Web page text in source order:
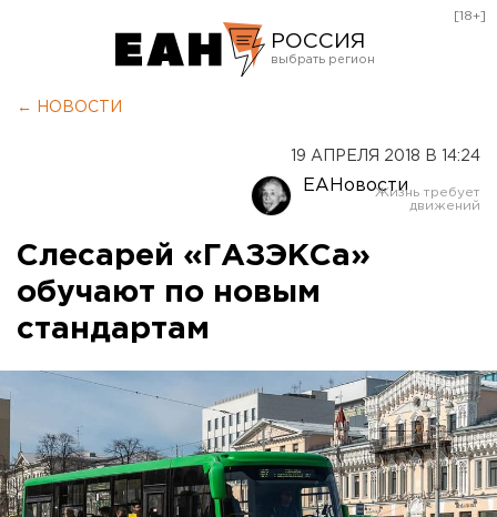
РОССИЯ
Оренбург
[18+]
← НОВОСТИ
19 АПРЕЛЯ 2018 В 14:24
ЕАНовости
Слесарей «ГАЗЭКСа»
обучают по новым
стандартам